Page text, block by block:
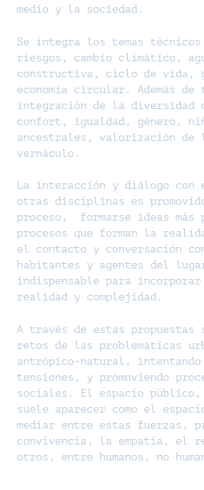
medio y la sociedad.
Se integra los temas
riesgos, cambio climático,
constructiva, ciclo de vida,
economía circular. Además de
integración de la
confort, igualdad, género,
ancestrales, valorización
vernáculo.
La interacción y diálogo con
otras disciplinas es
proceso, formarse ideas más
procesos que forman la
el contacto y conversación
habitantes y agentes del
indispensable para incorporar
realidad y complejidad.
A través de estas propuestas
retos de las problemáticas
antrópico-natural,
tensiones, y promoviendo
sociales. El espacio público,
suele aparecer como el
mediar entre estas fuerzas,
convivencia, la empatía, el
otros, entre humanos, no